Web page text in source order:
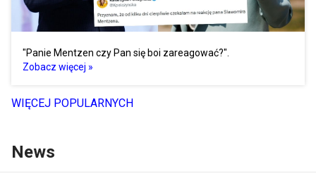
"Panie Mentzen czy Pan się boi zareagować?".
Zobacz więcej »
WIĘCEJ POPULARNYCH
News